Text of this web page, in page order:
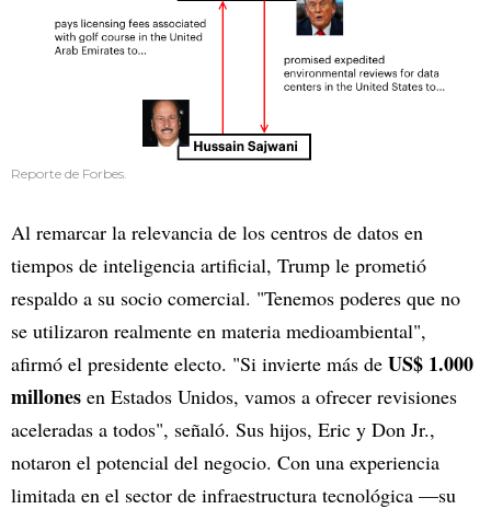
Reporte de Forbes.
Al remarcar la relevancia de los centros de datos en
tiempos de inteligencia artificial, Trump le prometió
respaldo a su socio comercial. "Tenemos poderes que no
se utilizaron realmente en materia medioambiental",
afirmó el presidente electo. "Si invierte más de US$ 1.000
millones en Estados Unidos, vamos a ofrecer revisiones
aceleradas a todos", señaló. Sus hijos, Eric y Don Jr.,
notaron el potencial del negocio. Con una experiencia
limitada en el sector de infraestructura tecnológica —su